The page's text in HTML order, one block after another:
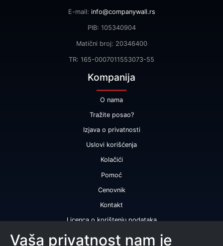
E-mail: info@companywall.rs
PIB: 105340904
Matični broj: 20346400
TR: 165-0007011553073-55
Kompanija
O nama
Tražite posao?
Izjava o privatnosti
Uslovi korišćenja
Kolačići
Pomoć
Cenovnik
Kontakt
Licenca o korištenju podataka
Naše usluge
Vaša privatnost nam je